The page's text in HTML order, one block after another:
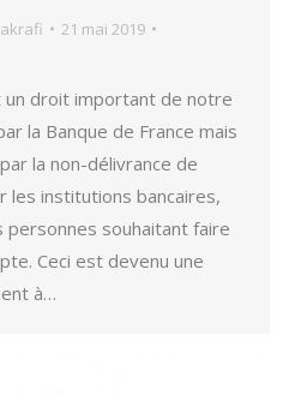
21 mai 2019
droit important de notre
la Banque de France mais
la non-délivrance de
les institutions bancaires,
personnes souhaitant faire
Ceci est devenu une
à…